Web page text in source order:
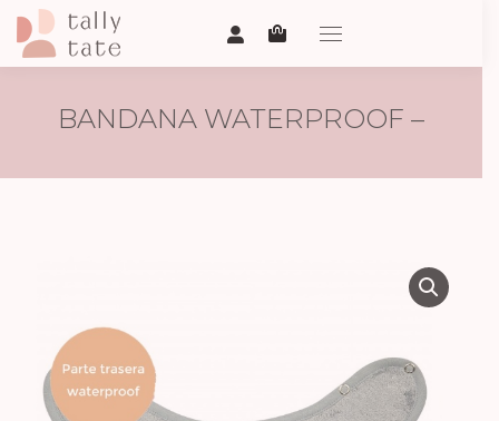
BANDANA WATERPROOF –